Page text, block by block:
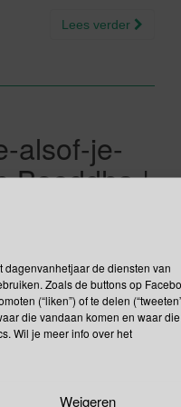
dagenvanhetjaar de diensten van
Zoals de buttons op
(“liken”) of te delen
die vandaan komen en waar
Wil je meer info over het
Weigeren
Lees verder
alsof-je-
Boeddha |
met trots uitdraagt dat
kleren in de kleuren van